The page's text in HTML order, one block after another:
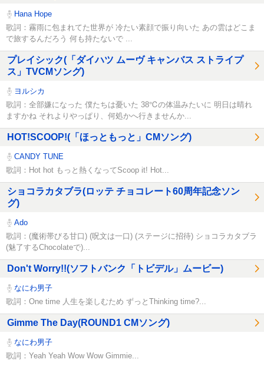
Hana Hope
歌詞：霧雨に包まれてた世界が 冷たい素顔で振り向いた あの雲はどこま
で旅するんだろう 何も持たないで ...
プレイシック(「ダイハツ ムーヴ キャンバス ストライプ
ス」TVCMソング)
ヨルシカ
歌詞：全部嫌になった 僕たちは憂いた 38℃の体温みたいに 明日は晴れ
ますかね それよりやっぱり、何処かへ行きませんか...
HOT!SCOOP!(「ほっともっと」CMソング)
CANDY TUNE
歌詞：Hot hot もっと熱くなってScoop it! Hot...
ショコラカタブラ(ロッテ チョコレート60周年記念ソン
グ)
Ado
歌詞：(魔術帯びる甘口) (呪文は一口) (ステージに招待) ショコラカタブラ
(魅了するChocolateで)...
Don't Worry!!(ソフトバンク「トビデル」ムービー)
なにわ男子
歌詞：One time 人生を楽しむため ずっとThinking time?...
Gimme The Day(ROUND1 CMソング)
なにわ男子
歌詞：Yeah Yeah Wow Wow Gimmie...